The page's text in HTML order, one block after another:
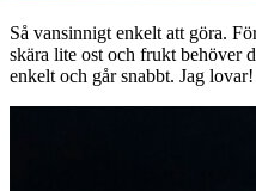
Så vansinnigt enkelt att göra.
skära lite ost och frukt behöver
enkelt och går snabbt. Jag lovar!